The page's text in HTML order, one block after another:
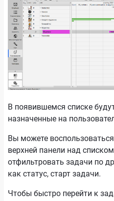
В появившемся списке
назначенные на
Вы можете
верхней панели над
отфильтровать задачи по
как статус, старт задачи.
Чтобы быстро перейти к